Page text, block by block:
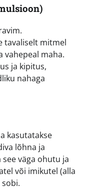
tavaliselt mitmel
vahepeal maha.
ja kipitus,
nahaga
kasutatakse
lõhna ja
väga ohutu ja
või imikutel (alla